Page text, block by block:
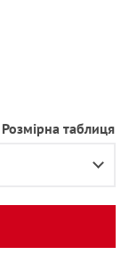
Розмірна таблиця
Залишилося2речі
OK